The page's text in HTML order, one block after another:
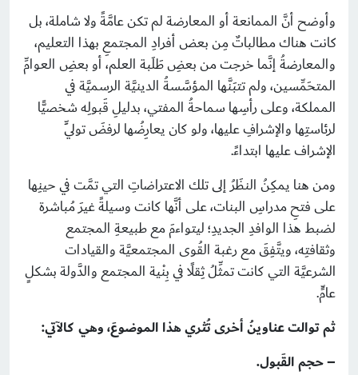
وأوضح أنَّ الممانعة أو المعارضة لم تكن عامَّةً ولا شاملة، بل
كانت هناك مطالباتٌ مِن بعض أفرادِ المجتمعِ بهذا التعليم،
والمعارضةُ إنَّما خرجت من بعضِ طَلَبة العلم، أو بعضِ العوامِّ
المتحَمِّسين، ولم تتبَنَّها المؤسَّسةُ الدينيَّة الرسميَّة في
المملكة، وعلى رأسِها سماحةُ المفتي، بدليلِ قَبولِه شخصيًّا
لرئاستِها والإشرافِ عليها، ولو كان يعارِضُها لرفضَ تولِّيَ
الإشراف عليها ابتداءً.
ومن هنا يمكِنُ النظَرُ إلى تلك الاعتراضاتِ التي تمَّت في حينِها
على فتحِ مدراسِ البنات، على أنَّها كانت وسيلةً غيرَ مُباشرة
لضبط هذا الوافدِ الجديدِ؛ ليتواءمَ مع طبيعةِ المجتمع
وثقافتِه، ويتَّفِقَ مع رغبة القُوى المجتمعيَّة والقيادات
الشرعيَّة التي كانت تمثِّلُ ثِقلًا في بِنْية المجتمع والدَّولة بشكلٍ
عامٍّ.
ثم توالت عناوينُ أخرى تُثري هذا الموضوعَ، وهي كالآتي:
– حجم القَبول.